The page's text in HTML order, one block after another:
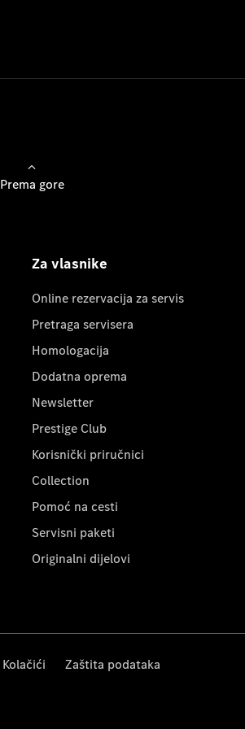
Prema gore
Za vlasnike
Online rezervacija za servis
Pretraga servisera
Homologacija
Dodatna oprema
Newsletter
Prestige Club
Korisnički priručnici
Collection
Pomoć na cesti
Servisni paketi
Originalni dijelovi
Kolačići Zaštita podataka